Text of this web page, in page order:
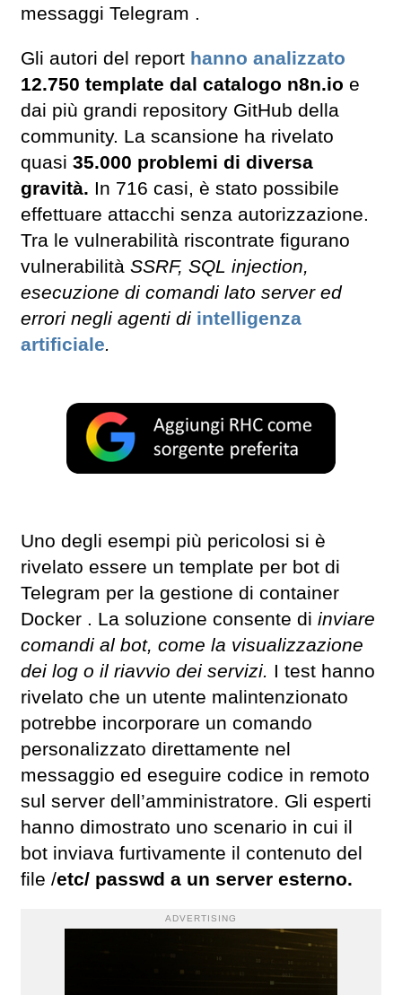
messaggi Telegram .
Gli autori del report hanno analizzato
12.750 template dal catalogo n8n.io e
dai più grandi repository GitHub della
community. La scansione ha rivelato
quasi 35.000 problemi di diversa
gravità. In 716 casi, è stato possibile
effettuare attacchi senza autorizzazione.
Tra le vulnerabilità riscontrate figurano
vulnerabilità SSRF, SQL injection,
esecuzione di comandi lato server ed
errori negli agenti di intelligenza
artificiale.
Uno degli esempi più pericolosi si è
rivelato essere un template per bot di
Telegram per la gestione di container
Docker . La soluzione consente di inviare
comandi al bot, come la visualizzazione
dei log o il riavvio dei servizi. I test hanno
rivelato che un utente malintenzionato
potrebbe incorporare un comando
personalizzato direttamente nel
messaggio ed eseguire codice in remoto
sul server dell’amministratore. Gli esperti
hanno dimostrato uno scenario in cui il
bot inviava furtivamente il contenuto del
file /etc/ passwd a un server esterno.
ADVERTISING